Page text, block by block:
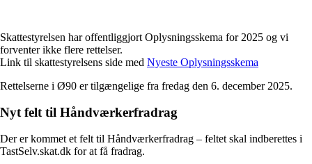
Skattestyrelsen har offentliggjort Oplysningsskema for 2025 og vi
forventer ikke flere rettelser.
Link til skattestyrelsens side med Nyeste Oplysningsskema
Rettelserne i Ø90 er tilgængelige fra fredag den 6. december 2025.
Nyt felt til Håndværkerfradrag
Der er kommet et felt til Håndværkerfradrag – feltet skal indberettes i
TastSelv.skat.dk for at få fradrag.